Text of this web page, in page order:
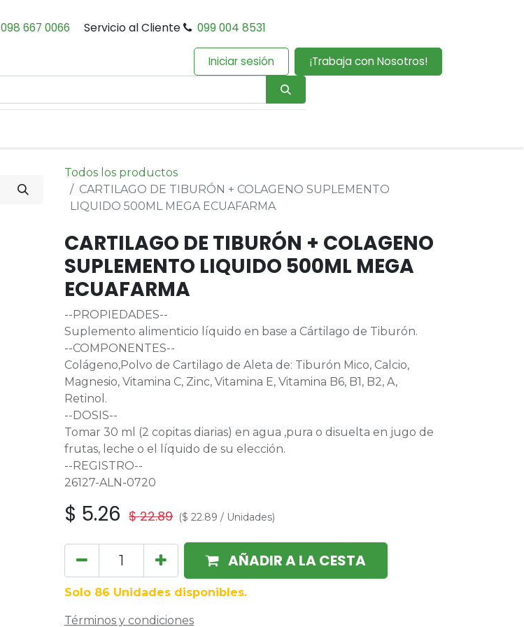
098 667 0066 Servicio al Cliente 099 004 8531
Iniciar sesión ¡Trabaja con Nosotros!
Todos los productos
CARTILAGO DE TIBURÓN + COLAGENO SUPLEMENTO
LIQUIDO 500ML MEGA ECUAFARMA
CARTILAGO DE TIBURÓN + COLAGENO
SUPLEMENTO LIQUIDO 500ML MEGA
ECUAFARMA
--PROPIEDADES--
Suplemento alimenticio líquido en base a Cártilago de Tiburón.
--COMPONENTES--
Colágeno,Polvo de Cartilago de Aleta de: Tiburón Mico, Calcio,
Magnesio, Vitamina C, Zinc, Vitamina E, Vitamina B6, B1, B2, A,
Retinol.
--DOSIS--
Tomar 30 ml (2 copitas diarias) en agua ,pura o disuelta en jugo de
frutas, leche o el líquido de su elección.
--REGISTRO--
26127-ALN-0720
$ 5.26 $22.89 ($ 22.89 / Unidades)
AÑADIR A LA CESTA
Solo 86 Unidades disponibles.
Términos y condiciones